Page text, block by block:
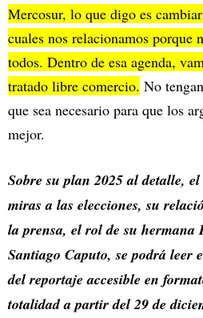
Mercosur, lo que digo es
cuales nos relacionamos porque
todos. Dentro de esa agenda,
tratado libre comercio. No
que sea necesario para que los
mejor.
Sobre su plan 2025 al detalle,
miras a las elecciones, su
la prensa, el rol de su
Santiago Caputo, se podrá leer
del reportaje accesible en
totalidad a partir del 29 de